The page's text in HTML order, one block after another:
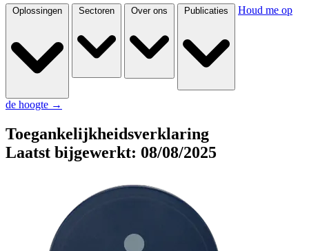
Oplossingen Sectoren Over ons Publicaties Houd me op
de hoogte →
Toegankelijkheidsverklaring
Laatst bijgewerkt: 08/08/2025